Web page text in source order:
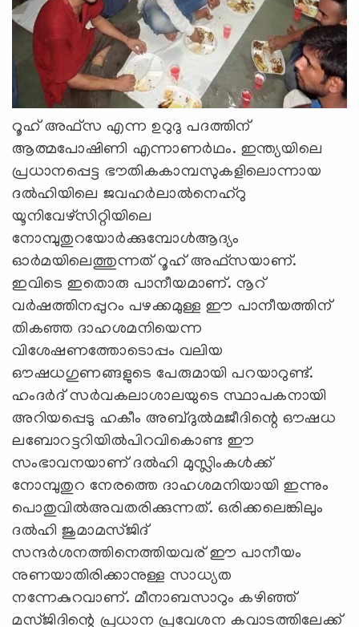
റൂഹ് അഫ്‌സ എന്ന ഉറുദു പദത്തിന്
ആത്മപോഷിണി എന്നാണര്‍ഥം. ഇന്ത്യയിലെ
പ്രധാനപ്പെട്ട ഭൗതികകാമ്പസുകളിലൊന്നായ
ദല്‍ഹിയിലെ ജവഹര്‍ലാല്‍നെഹ്‌റു
യൂനിവേഴ്‌സിറ്റിയിലെ
നോമ്പുതുറയോര്‍ക്കുമ്പോള്‍ആദ്യം
ഓര്‍മയിലെത്തുന്നത് റൂഹ് അഫ്‌സയാണ്.
ഇവിടെ ഇതൊരു പാനീയമാണ്. നൂറ്
വര്‍ഷത്തിനപ്പുറം പഴക്കമുള്ള ഈ പാനീയത്തിന്
തികഞ്ഞ ദാഹശമനിയെന്ന
വിശേഷണത്തോടൊപ്പം വലിയ
ഔഷധഗുണങ്ങളുടെ പേരുമായി പറയാറുണ്ട്.
ഹംദര്‍ദ് സര്‍വകലാശാലയുടെ സ്ഥാപകനായി
അറിയപ്പെടു ഹകീം അബ്ദുല്‍മജീദിന്റെ ഔഷധ
ലബോറട്ടറിയില്‍പിറവികൊണ്ട ഈ
സംഭാവനയാണ് ദല്‍ഹി മുസ്ലിംകള്‍ക്ക്
നോമ്പുതുറ നേരത്തെ ദാഹശമനിയായി ഇന്നും
പൊതുവില്‍അവതരിക്കുന്നത്. ഒരിക്കലെങ്കിലും
ദല്‍ഹി ജുമാമസ്ജിദ്
സന്ദര്‍ശനത്തിനെത്തിയവര് ഈ പാനീയം
നുണയാതിരിക്കാനുള്ള സാധ്യത
നന്നേകുറവാണ്. മീനാബസാറും കഴിഞ്ഞ്
മസ്ജിദിന്റെ പ്രധാന പ്രവേശന കവാടത്തിലേക്ക്